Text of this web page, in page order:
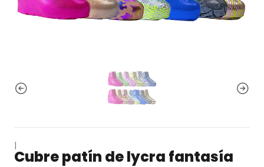
Cubre patín de lycra fantasía